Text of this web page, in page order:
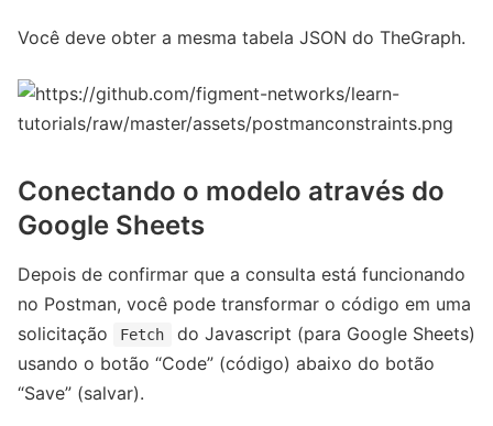
Você deve obter a mesma tabela JSON do TheGraph.
Conectando o modelo através do
Google Sheets
Depois de confirmar que a consulta está funcionando
no Postman, você pode transformar o código em uma
solicitação
Fetch
do Javascript (para Google Sheets)
usando o botão “Code” (código) abaixo do botão
“Save” (salvar).